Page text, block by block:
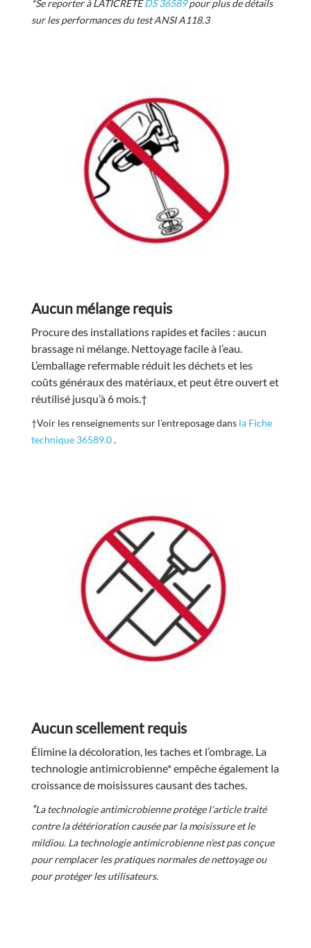
*Se reporter à LATICRETEDS 36589pour plus de détails
sur les performances du test ANSI A118.3
Aucun mélange requis
Procure des installations rapides et faciles : aucun
brassage ni mélange. Nettoyage facile à l’eau.
L’emballage refermable réduit les déchets et les
coûts généraux des matériaux, et peut être ouvert et
réutilisé jusqu’à 6 mois.†
†Voir les renseignements sur l’entreposage dans la Fiche
technique 36589.0.
Aucun scellement requis
Élimine la décoloration, les taches et l’ombrage. La
technologie antimicrobienne* empêche également la
croissance de moisissures causant des taches.
*La technologie antimicrobienne protège l’article traité
contre la détérioration causée par la moisissure et le
mildiou. La technologie antimicrobienne n’est pas conçue
pour remplacer les pratiques normales de nettoyage ou
pour protéger les utilisateurs.